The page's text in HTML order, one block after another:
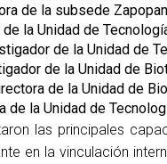
de la subsede Zapopan
la Unidad de
de la Unidad de
de la Unidad de
de la Unidad de
de la Unidad de
las principales
en la vinculación